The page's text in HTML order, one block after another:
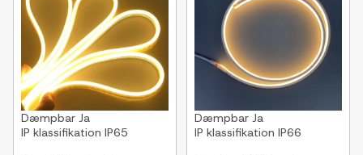
Dæmpbar Ja
IP klassifikation IP65
Dæmpbar Ja
IP klassifikation IP66